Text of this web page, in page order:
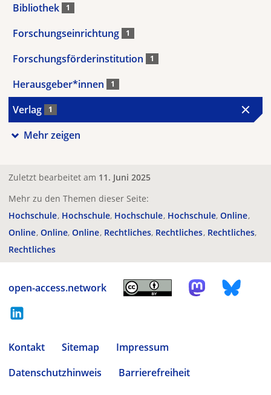
Bibliothek 1
Forschungseinrichtung 1
Forschungsförderinstitution 1
Herausgeber*innen 1
Verlag 1
Mehr zeigen
Zuletzt bearbeitet am 11. Juni 2025
Mehr zu den Themen dieser Seite:
Hochschule Hochschule Hochschule Hochschule Online
Online Online Online Rechtliches Rechtliches Rechtliches
Rechtliches
open-access.network
Kontakt Sitemap
Impressum
Datenschutzhinweis
Barrierefreiheit